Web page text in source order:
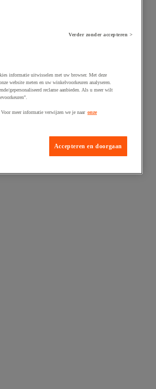
Verder zonder accepteren >
informatie uitwisselen met uw browser. Met deze
website meten en uw winkelvoorkeuren analyseren.
gepersonaliseerd reclame aanbieden. Als u meer wilt
meer informatie verwijzen we je naar onze
Accepteren en doorgaan